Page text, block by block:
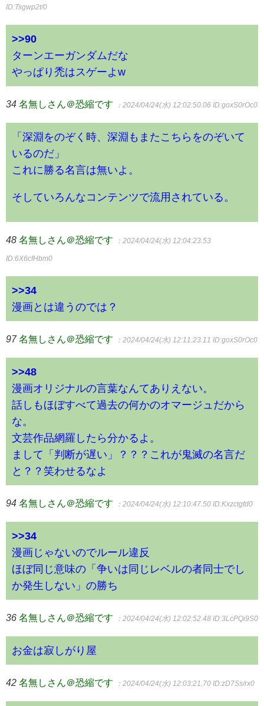
ID:Tsgwp2t/0
>>90
ターンエーガンダムだな
やっぱり禿はスゲーよw
34 名無しさん＠恐縮です ：2024/04/24(水) 12:02:50.06 ID:goxS0rOc0
「深淵をのぞく時、深淵もまたこちらをのぞいて
いるのだ」
これに勝る名言は無いよ。
そしていろんなコンテンツで流用されている。
48 名無しさん＠恐縮です ：2024/04/24(水) 12:04:23.53
ID:6X6cfHbm0
>>34
漫画とは違うのでは？
97 名無しさん＠恐縮です ：2024/04/24(水) 12:11:23.11 ID:goxS0rOc0
>>48
漫画オリジナルの言葉なんてありえない。
話しもほぼすべて過去の何かのオマージュだから
な。
文芸作品網羅したら分かるよ。
まして「判断が遅い」？？？これが鬼滅の名言だ
と？？笑わせるなよ
94 名無しさん＠恐縮です ：2024/04/24(水) 12:10:47.50 ID:Kxzctgfd0
>>34
漫画じゃないのでルール違反
ほぼ同じ意味の「争いは同じレベルの者同士でし
か発生しない」の勝ち
36 名無しさん＠恐縮です ：2024/04/24(水) 12:02:52.48 ID:3LcPQi9S0
お金は寂しがり屋
42 名無しさん＠恐縮です ：2024/04/24(水) 12:03:21.70 ID:zD7Ss/rx0